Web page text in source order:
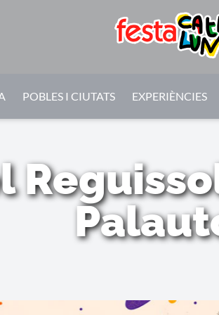
POBLES I CIUTATS EXPERIÈNCIES